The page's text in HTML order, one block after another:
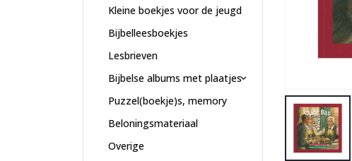
Kleine boekjes voor de jeugd
Bijbelleesboekjes
Lesbrieven
Bijbelse albums met plaatjes
Puzzel(boekje)s, memory
Beloningsmateriaal
Overige